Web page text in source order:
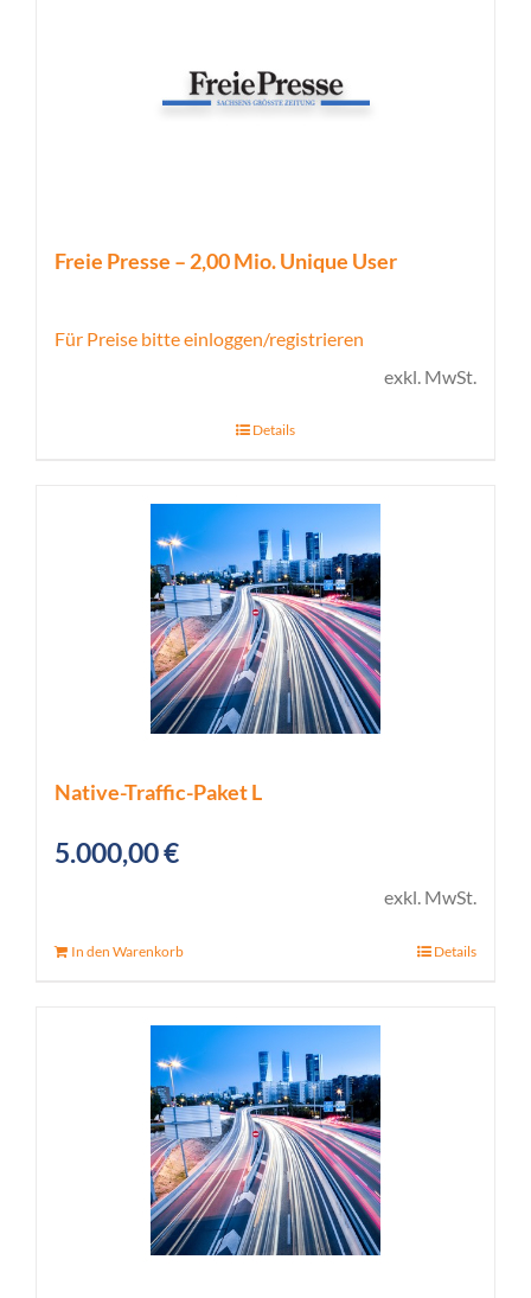
Freie Presse – 2,00 Mio. Unique User
Für Preise bitte einloggen/registrieren
exkl. MwSt.
Details
Native-Traffic-Paket L
5.000,00€
exkl. MwSt.
In den Warenkorb Details